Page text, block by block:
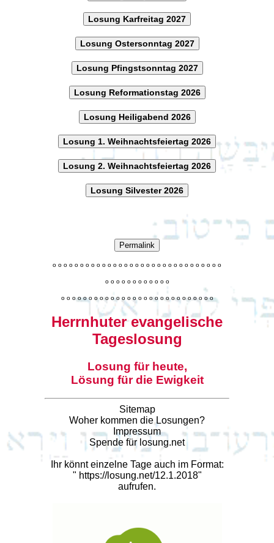
Losung Karfreitag 2027
Losung Ostersonntag 2027
Losung Pfingstsonntag 2027
Losung Reformationstag 2026
Losung Heiligabend 2026
Losung 1. Weihnachtsfeiertag 2026
Losung 2. Weihnachtsfeiertag 2026
Losung Silvester 2026
Permalink
o o o o o o o o o o o o o o o o o o o o o o o o o o o o o o o
o o o o o o o o o o o o
o o o o o o o o o o o o o o o o o o o o o o o o o o o o
Herrnhuter evangelische
Tageslosung
Losung für heute,
Lösung für die Ewigkeit
Sitemap
Woher kommen die Losungen?
Impressum
Spende für losung.net
Ihr könnt einzelne Tage auch im Format:
" https://losung.net/12.1.2018"
aufrufen.